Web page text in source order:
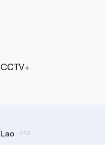
CCTV+
Lao ລາວ